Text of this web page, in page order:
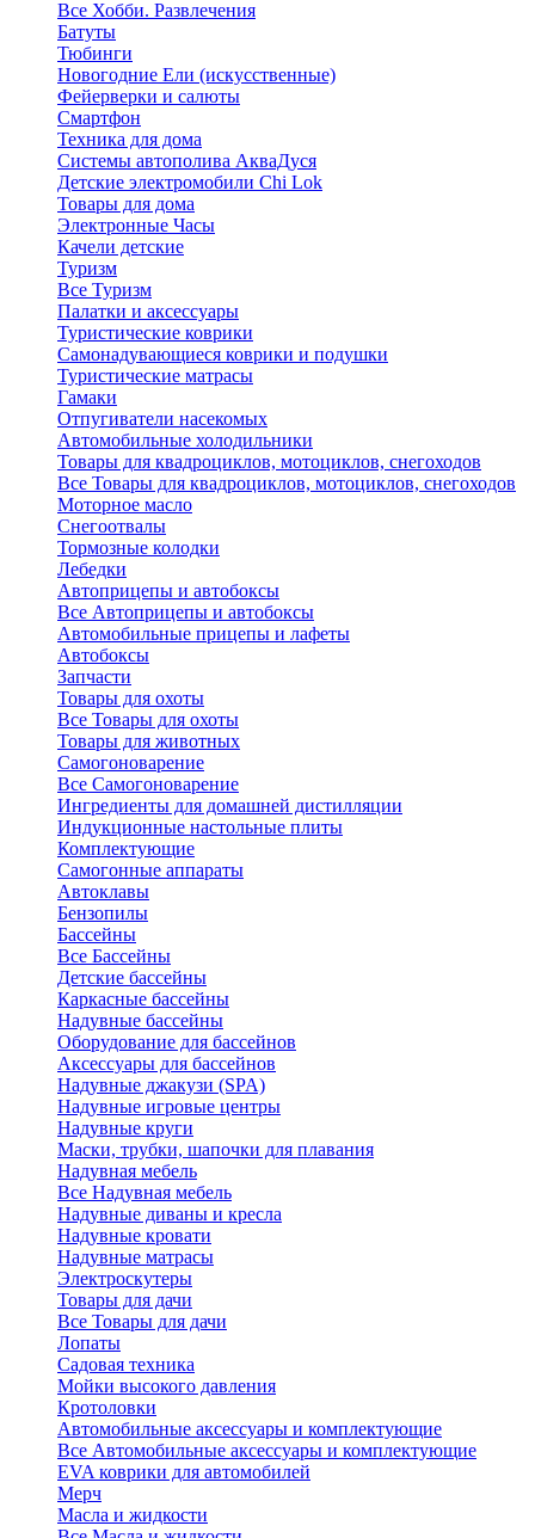
Все Хобби. Развлечения
Батуты
Тюбинги
Новогодние Ели (искусственные)
Фейерверки и салюты
Смартфон
Техника для дома
Системы автополива АкваДуся
Детские электромобили Chi Lok
Товары для дома
Электронные Часы
Качели детские
Туризм
Все Туризм
Палатки и аксессуары
Туристические коврики
Самонадувающиеся коврики и подушки
Туристические матрасы
Гамаки
Отпугиватели насекомых
Автомобильные холодильники
Товары для квадроциклов, мотоциклов, снегоходов
Все Товары для квадроциклов, мотоциклов, снегоходов
Моторное масло
Снегоотвалы
Тормозные колодки
Лебедки
Автоприцепы и автобоксы
Все Автоприцепы и автобоксы
Автомобильные прицепы и лафеты
Автобоксы
Запчасти
Товары для охоты
Все Товары для охоты
Товары для животных
Самогоноварение
Все Самогоноварение
Ингредиенты для домашней дистилляции
Индукционные настольные плиты
Комплектующие
Самогонные аппараты
Автоклавы
Бензопилы
Бассейны
Все Бассейны
Детские бассейны
Каркасные бассейны
Надувные бассейны
Оборудование для бассейнов
Аксессуары для бассейнов
Надувные джакузи (SPA)
Надувные игровые центры
Надувные круги
Маски, трубки, шапочки для плавания
Надувная мебель
Все Надувная мебель
Надувные диваны и кресла
Надувные кровати
Надувные матрасы
Электроскутеры
Товары для дачи
Все Товары для дачи
Лопаты
Садовая техника
Мойки высокого давления
Кротоловки
Автомобильные аксессуары и комплектующие
Все Автомобильные аксессуары и комплектующие
EVA коврики для автомобилей
Мерч
Масла и жидкости